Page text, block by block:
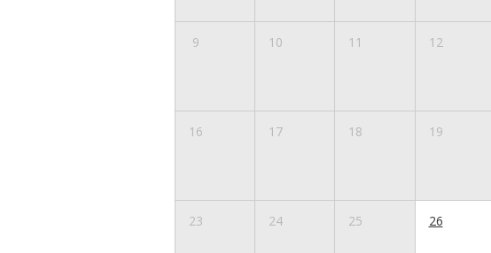
9 10 11 12
16 17 18 19
23 24 25 26